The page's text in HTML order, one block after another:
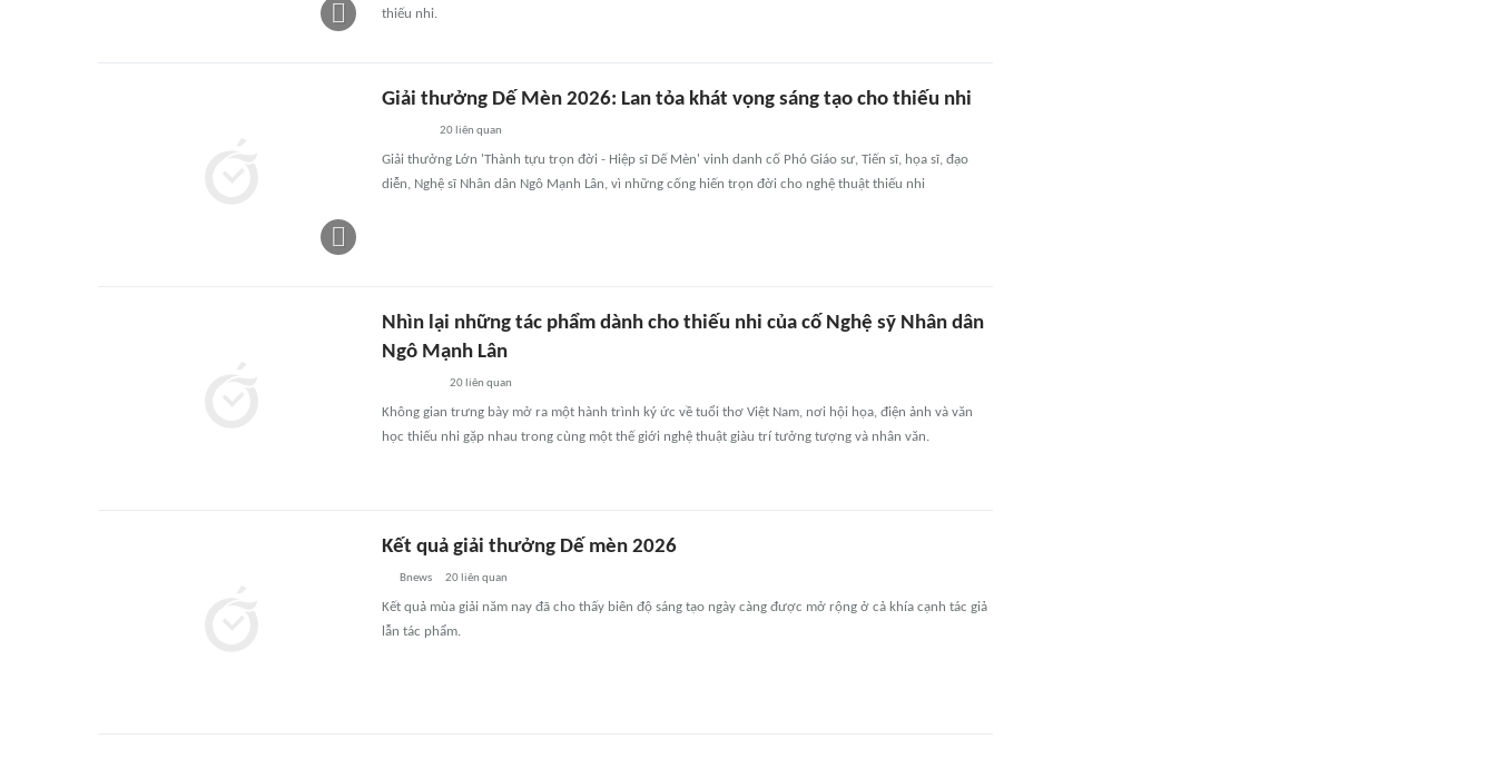
thiếu nhi.
Giải thưởng Dế Mèn 2026: Lan tỏa khát vọng sáng tạo cho thiếu nhi
20liên quan
Giải thưởng Lớn 'Thành tựu trọn đời - Hiệp sĩ Dế Mèn' vinh danh cố Phó Giáo sư, Tiến sĩ, họa sĩ, đạo
diễn, Nghệ sĩ Nhân dân Ngô Mạnh Lân, vì những cống hiến trọn đời cho nghệ thuật thiếu nhi
Nhìn lại những tác phẩm dành cho thiếu nhi của cố Nghệ sỹ Nhân dân
Ngô Mạnh Lân
20liên quan
Không gian trưng bày mở ra một hành trình ký ức về tuổi thơ Việt Nam, nơi hội họa, điện ảnh và văn
học thiếu nhi gặp nhau trong cùng một thế giới nghệ thuật giàu trí tưởng tượng và nhân văn.
Kết quả giải thưởng Dế mèn 2026
Bnews 20 liên quan
Kết quả mùa giải năm nay đã cho thấy biên độ sáng tạo ngày càng được mở rộng ở cả khía cạnh tác giả
lẫn tác phẩm.